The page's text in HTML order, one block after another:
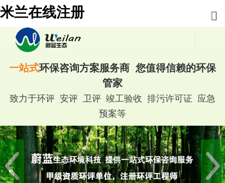
米兰在线注册
一站式环保咨询方案服务商 您值得信赖的环保
管家
致力于环评 安评 卫评 竣工验收 排污许可证 应急
预案等